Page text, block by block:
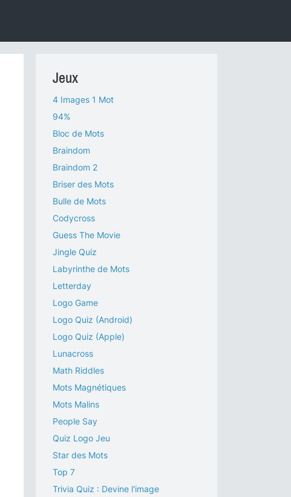
Jeux
4 Images 1 Mot
94%
Bloc de Mots
Braindom
Braindom 2
Briser des Mots
Bulle de Mots
Codycross
Guess The Movie
Jingle Quiz
Labyrinthe de Mots
Letterday
Logo Game
Logo Quiz (Android)
Logo Quiz (Apple)
Lunacross
Math Riddles
Mots Magnétiques
Mots Malins
People Say
Quiz Logo Jeu
Star des Mots
Top 7
Trivia Quiz : Devine l'image